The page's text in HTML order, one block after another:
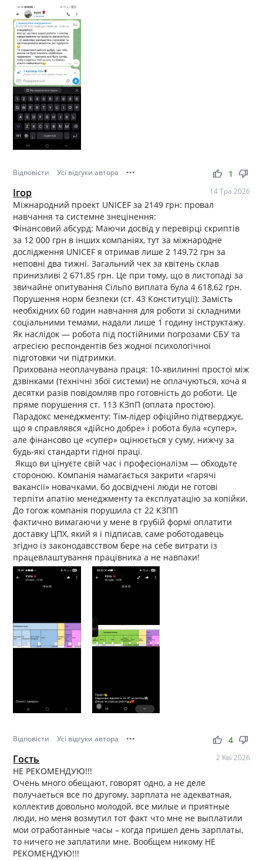
Відповісти Усі відгуки автора ••• thumb_up thumb_down
1
Ігор 14 Тра 2026
Міжнародний проект UNICEF за 2149 грн: провал
навчання та системне знецінення:
Фінансовий абсурд: Маючи досвід у перевірці скриптів
за 12 000 грн в інших компаніях, тут за міжнародне
дослідження UNICEF я отримав лише 2 149,72 грн за
неповні два тижні. Загальний чек за квітень склав
принизливі 2 671,85 грн. Це при тому, що в листопаді за
звичайне опитування Сільпо виплата була 4 618,62 грн.
Порушення норм безпеки (ст. 43 Конституції): Замість
необхідних 60 годин навчання для роботи зі складними
соціальними темами, надали лише 1 годину інструктажу.
Як наслідок — робота під постійними погрозами СБУ та
агресією респондентів без жодної психологічної
підготовки чи підтримки.
​Прихована неоплачувана праця: 10-хвилинні простої між
дзвінками (технічні збої системи) не оплачуються, хоча я
десятки разів повідомляв про готовність до роботи. Це
пряме порушення ст. 113 КЗпП (оплата простою).
​Парадокс менеджменту: Тім-лідер офіційно підтверджує,
що я справлявся «дійсно добре» і робота була «супер»,
але фінансово це «супер» оцінюється у суму, нижчу за
будь-які стандарти гідної праці.
​ Якщо ви цінуєте свій час і професіоналізм — обходьте
стороною. Компанія намагається закрити «гарячі
вакансії» новачками, бо досвідчені люди не готові
терпіти апатію менеджменту та експлуатацію за копійки.
До тогож компанія порушила ст 22 КЗПП
фактично вимагаючи у мене в грубій формі оплатити
доставку ЦПХ, який я і підписав, саме роботодавець
згідно із законодавсством бере на себе витрати із
працевлаштування працівника а не навпаки!
Відповісти Усі відгуки автора ••• thumb_up thumb_down
4
Гость 2 Кві 2026
НЕ РЕКОМЕНДУЮ!!!
Очень много обещают, говорят одно, а не деле
получаеться все по другому, зарплата не адекватная,
коллектив довольно молодой, все милые и приятные
люди, но меня возмутил тот факт что мне не выплатили
мои отработанные часы – когда пришел день зарплаты,
то ничего не заплатили мне. Вообщем никому НЕ
РЕКОМЕНДУЮ!!!